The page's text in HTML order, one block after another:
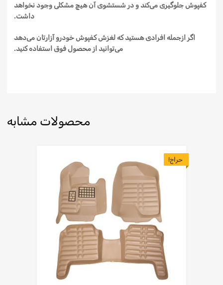
کفپوشجلوگیریمی‌کند و در شستشوی آن هیچ مشکلی وجود نخواهد
داشت.
اگر ازجملهافرادی هستید که لغزشکفپوشخودرو آزارتان می‌دهد
می‌توانید از محصول فوق استفاده کنید.
محصولات مشابه
حراج!